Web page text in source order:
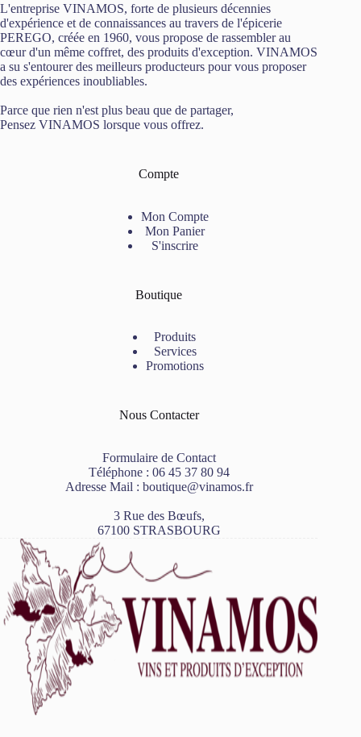
L'entreprise VINAMOS, forte de plusieurs décennies
d'expérience et de connaissances au travers de l'épicerie
PEREGO, créée en 1960, vous propose de rassembler au
cœur d'un même coffret, des produits d'exception. VINAMOS
a su s'entourer des meilleurs producteurs pour vous proposer
des expériences inoubliables.
Parce que rien n'est plus beau que de partager,
Pensez VINAMOS lorsque vous offrez.
Compte
Mon Compte
Mon Panier
S'inscrire
Boutique
Produits
Services
Promotions
Nous Contacter
Formulaire de Contact
Téléphone : 06 45 37 80 94
Adresse Mail : boutique@vinamos.fr
3 Rue des Bœufs,
67100 STRASBOURG